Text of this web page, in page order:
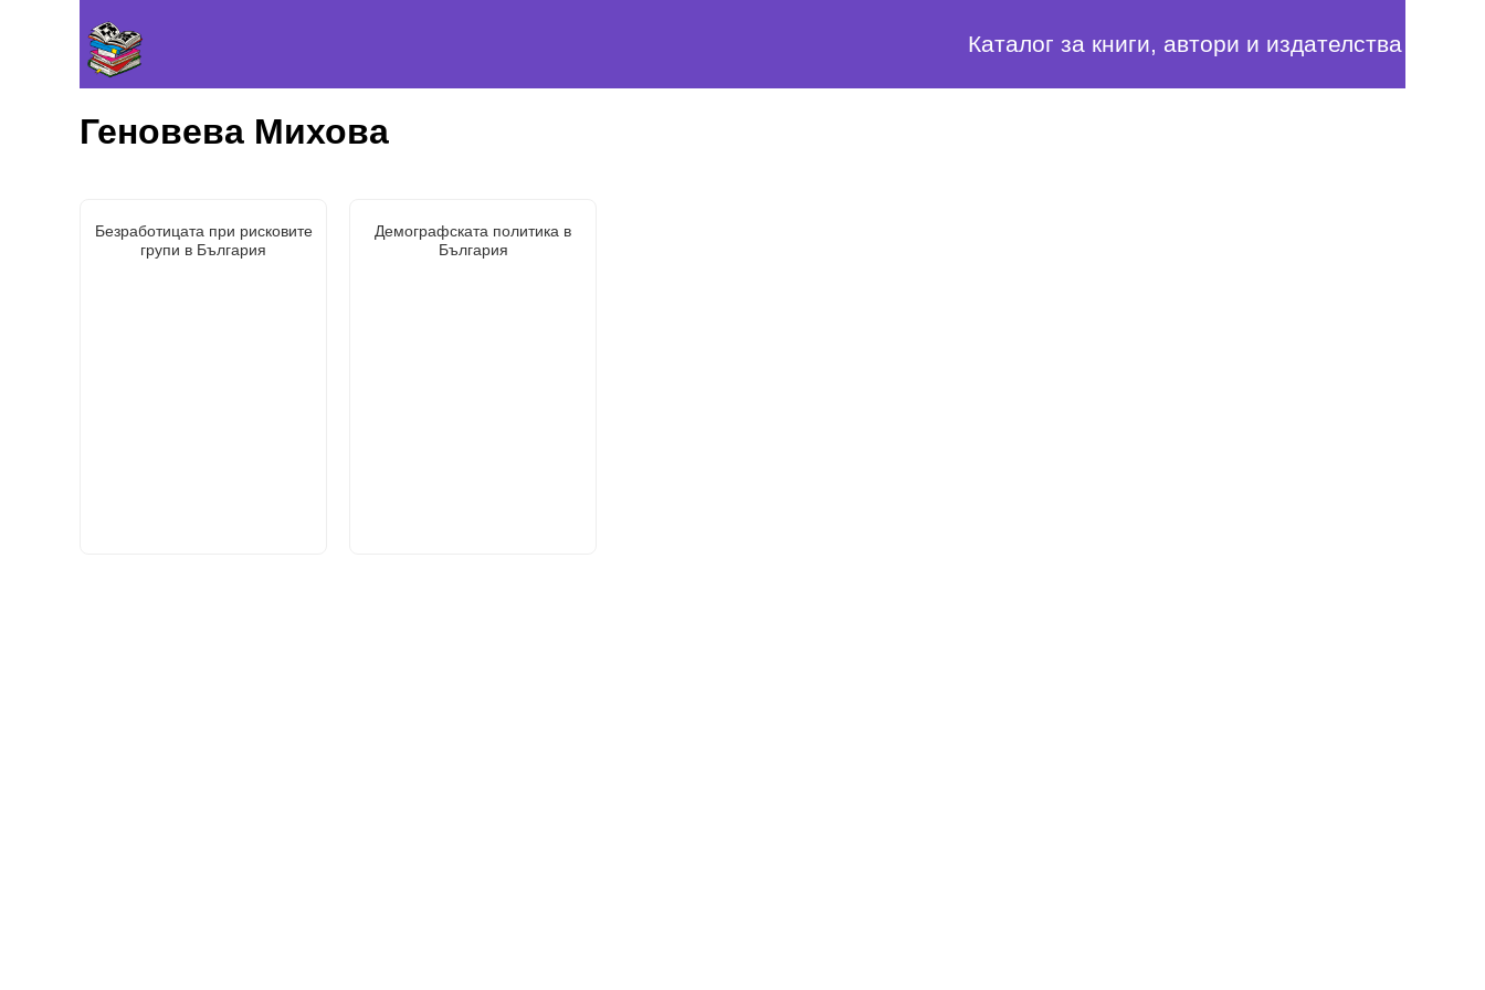
Каталог за книги, автори и издателства
Геновева Михова
Безработицата при рисковите
групи в България
Демографската политика в
България